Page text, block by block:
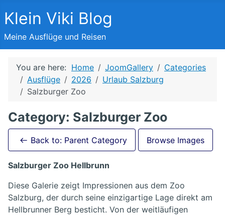
Klein Viki Blog
Meine Ausflüge und Reisen
You are here: Home JoomGallery
Categories
Ausflüge
2026
Urlaub Salzburg
Salzburger Zoo
Category: Salzburger Zoo
Back to: Parent Category Browse Images
Salzburger Zoo Hellbrunn
Diese Galerie zeigt Impressionen aus dem Zoo
Salzburg, der durch seine einzigartige Lage direkt am
Hellbrunner Berg besticht. Von der weitläufigen